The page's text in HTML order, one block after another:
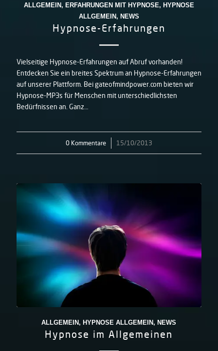
ALLGEMEIN , ERFAHRUNGEN MIT HYPNOSE, HYPNOSE
ALLGEMEIN , NEWS
Hypnose-Erfahrungen
Vielseitige Hypnose-Erfahrungen auf Abruf vorhanden!
Entdecken Sie ein breites Spektrum an Hypnose-Erfahrungen
auf unserer Plattform. Bei gateofmindpower.com bieten wir
Hypnose-MP3s für Menschen mit unterschiedlichsten
Bedürfnissen an. Ganz…
0 Kommentare
/ 15/10/2013
ALLGEMEIN , HYPNOSE ALLGEMEIN , NEWS
Hypnose im Allgemeinen